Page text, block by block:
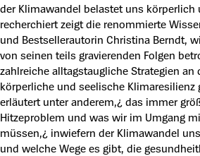
der Klimawandel belastet uns körperlich
recherchiert zeigt die renommierte
und Bestsellerautorin Christina Berndt,
von seinen teils gravierenden Folgen
zahlreiche alltagstaugliche Strategien an
körperliche und seelische Klimaresilienz
erläutert unter anderem,¿ das immer
Hitzeproblem und was wir im Umgang
müssen,¿ inwiefern der Klimawandel
und welche Wege es gibt, die